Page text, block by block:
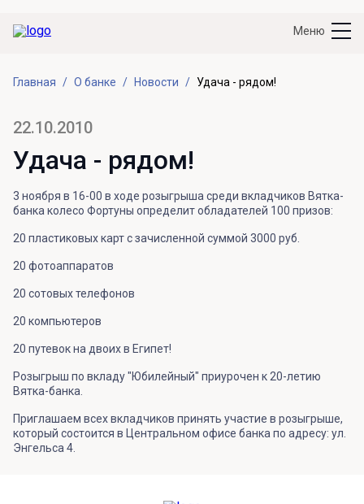
Меню
Главная О банке Новости Удача - рядом!
22.10.2010
Удача - рядом!
3 ноября в 16-00 в ходе розыгрыша среди вкладчиков Вятка-
банка колесо Фортуны определит обладателей 100 призов:
20 пластиковых карт с зачисленной суммой 3000 руб.
20 фотоаппаратов
20 сотовых телефонов
20 компьютеров
20 путевок на двоих в Египет!
Розыгрыш по вкладу "Юбилейный" приурочен к 20-летию
Вятка-банка.
Приглашаем всех вкладчиков принять участие в розыгрыше,
который состоится в Центральном офисе банка по адресу: ул.
Энгельса 4.